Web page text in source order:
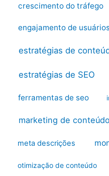
crescimento do tráfego
engajamento de
estratégias de
estratégias de SEO
ferramentas de seo
marketing de conteúdo
meta descrições
otimização de conteúdo